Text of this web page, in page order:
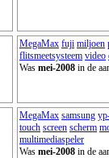
MegaMax fuji miljoen
flitsmeetsysteem video
Was mei-2008 in de
MegaMax samsung
touch screen scherm
multimediaspeler
Was mei-2008 in de